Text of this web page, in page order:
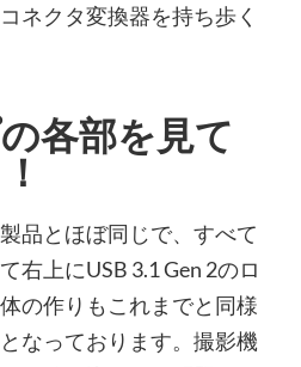
ネクタ変換器を持ち歩く
各部を見て
品とほぼ同じで、すべて
右上にUSB 3.1 Gen 2のロ
の作りもこれまでと同様
なっております。撮影機